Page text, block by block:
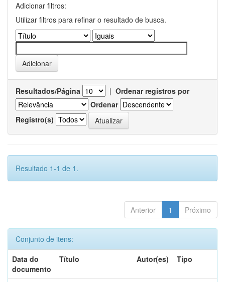
Adicionar filtros:
Utilizar filtros para refinar o resultado de busca.
Resultados/Página | Ordenar registros por
Ordenar
Registro(s)
Resultado 1-1 de 1.
Anterior 1 Próximo
Conjunto de itens:
Data do
documento
Título Autor(es) Tipo